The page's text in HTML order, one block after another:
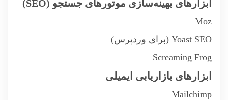
ابزارهای بهینه‌سازی موتورهای جستجو (SEO)
Moz
Yoast SEO (برای وردپرس)
Screaming Frog
ابزارهای بازاریابی ایمیلی
Mailchimp